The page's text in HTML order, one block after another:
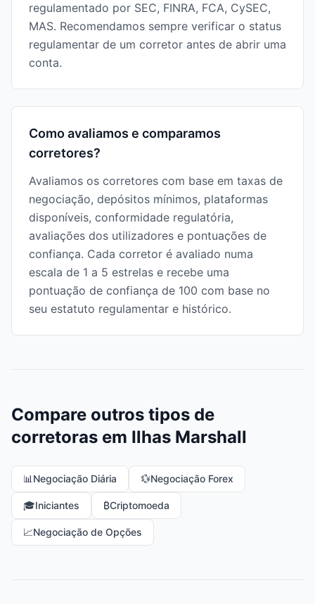
regulamentado por SEC, FINRA, FCA, CySEC,
MAS. Recomendamos sempre verificar o status
regulamentar de um corretor antes de abrir uma
conta.
Como avaliamos e comparamos
corretores?
Avaliamos os corretores com base em taxas de
negociação, depósitos mínimos, plataformas
disponíveis, conformidade regulatória,
avaliações dos utilizadores e pontuações de
confiança. Cada corretor é avaliado numa
escala de 1 a 5 estrelas e recebe uma
pontuação de confiança de 100 com base no
seu estatuto regulamentar e histórico.
Compare outros tipos de
corretoras em Ilhas Marshall
📊 Negociação Diária 💱Negociação Forex
🎓Iniciantes ₿Criptomoeda
📈Negociação de Opções